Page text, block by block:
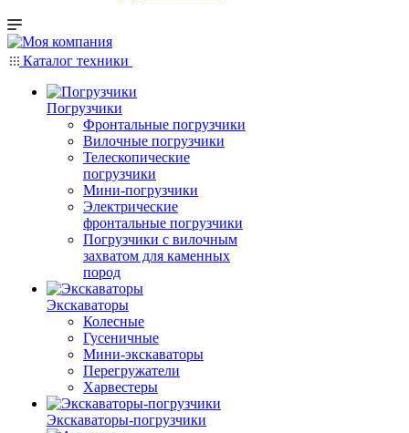
Каталог техники
Погрузчики
Фронтальные погрузчики
Вилочные погрузчики
Телескопические
погрузчики
Мини-погрузчики
Электрические
фронтальные погрузчики
Погрузчики с вилочным
захватом для каменных
пород
Экскаваторы
Колесные
Гусеничные
Мини-экскаваторы
Перегружатели
Харвестеры
Экскаваторы-погрузчики